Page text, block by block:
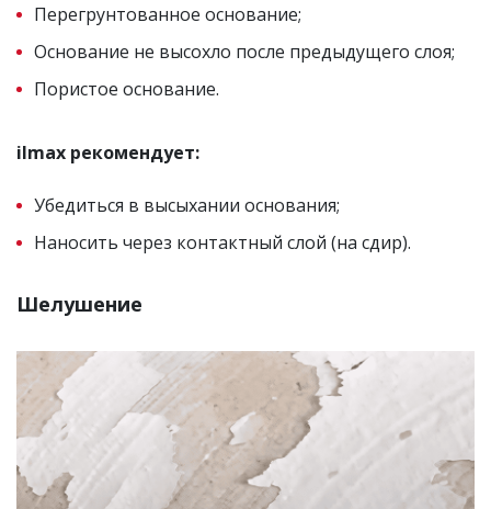
Перегрунтованное основание;
Основание не высохло после предыдущего слоя;
Пористое основание.
ilmax рекомендует:
Убедиться в высыхании основания;
Наносить через контактный слой (на сдир).
Шелушение